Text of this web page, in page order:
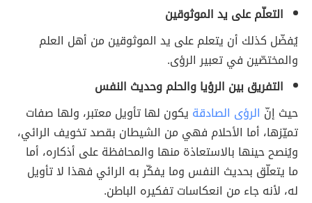
التعلّم على يد الموثوقين
يُفضّل كذلك أن يتعلم على يد الموثوقين من أهل العلم
والمختصّين في تعبير الرؤى.
التفريق بين الرؤيا والحلم وحديث النفس
حيث إنّ الرؤى الصادقة يكون لها تأويل معتبر، ولها صفات
تميّزها، أما الأحلام فهي من الشيطان بقصد تخويف الرائي،
ويُنصح حينها بالاستعاذة منها والمحافظة على أذكاره، أما
ما يتعلّق بحديث النفس وما يفكّر به الرائي فهذا لا تأويل
له، لأنه جاء من انعكاسات تفكيره الباطن.